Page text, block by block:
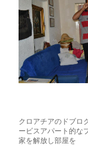
クロアチアのドブロ
ービスアパート的な
家を解放し部屋を